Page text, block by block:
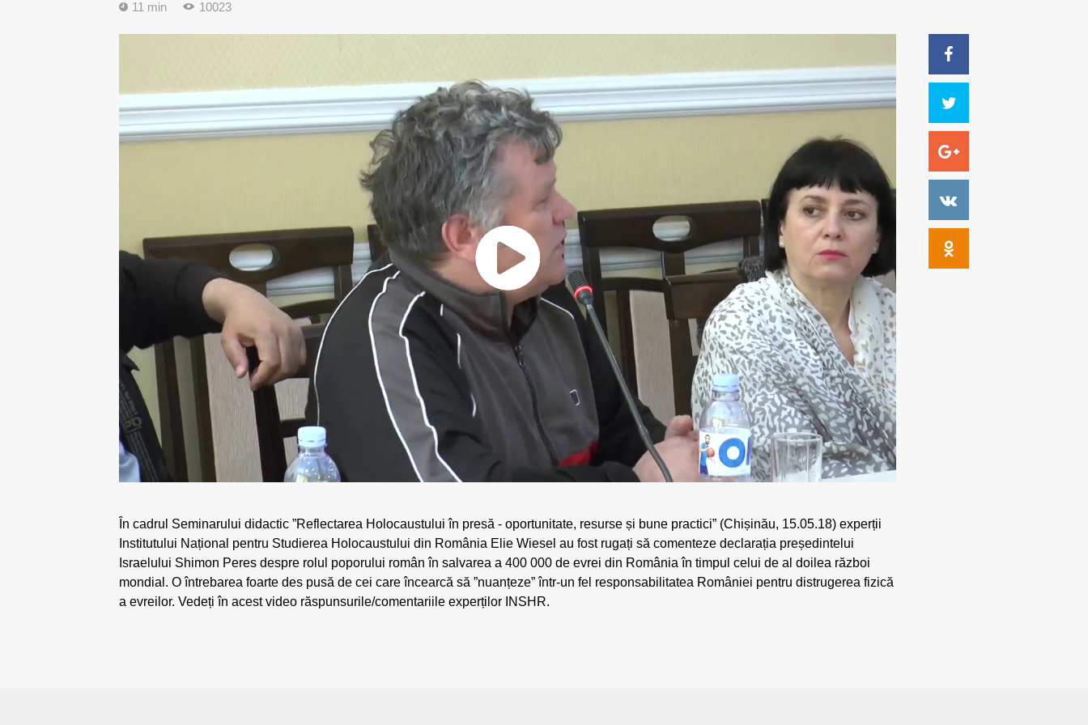
11 min 10023
În cadrul Seminarului didactic ”Reflectarea Holocaustului în presă - oportunitate, resurse și bune practici” (Chișinău, 15.05.18) experții
Institutului Național pentru Studierea Holocaustului din România Elie Wiesel au fost rugați să comenteze declarația președintelui
Israelului Shimon Peres despre rolul poporului român în salvarea a 400 000 de evrei din România în timpul celui de al doilea război
mondial. O întrebarea foarte des pusă de cei care încearcă să ”nuanțeze” într-un fel responsabilitatea României pentru distrugerea fizică
a evreilor. Vedeți în acest video răspunsurile/comentariile experților INSHR.